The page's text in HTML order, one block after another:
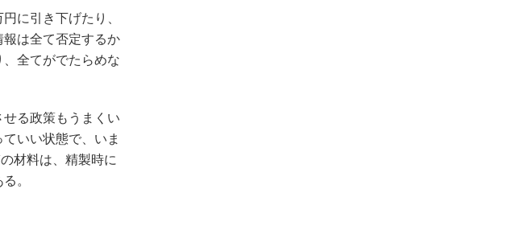
に引き下げたり、
は全て否定するか
全てがでたらめな
る政策もうまくい
いい状態で、いま
材料は、精製時に
。